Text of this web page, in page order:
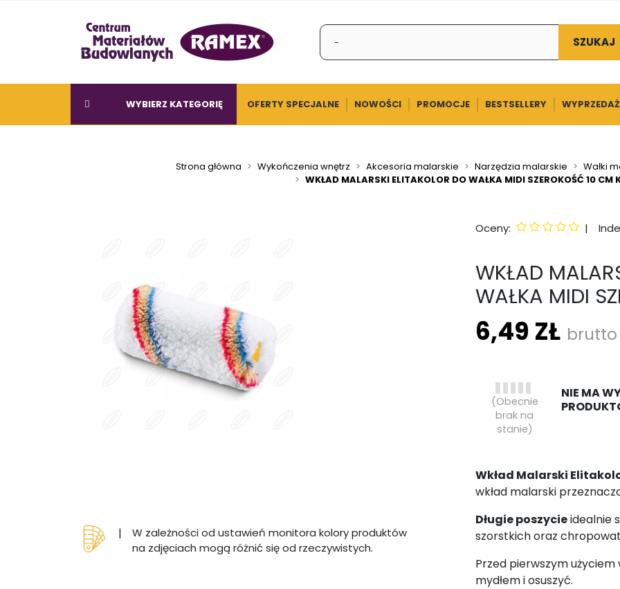
SZUKAJ
WYBIERZ KATEGORIĘ OFERTY SPECJALNE NOWOŚCI PROMOCJE BESTSELLERY WYPRZEDAŻ
Strona główna Wykończenia wnętrz Akcesoria malarskie Narzędzia malarskie Wałki
WKŁAD MALARSKI ELITAKOLOR DO WAŁKA MIDI SZEROKOŚĆ 10 CM
|
W zależności od ustawień monitora kolory produktów
na zdjęciach mogą różnić się od rzeczywistych.
Oceny: |
WKŁAD
WAŁKA MIDI
6,49 ZŁ brutto
NIE MA
(Obecnie
brak na
stanie)
Wkład Malarski
wkład malarski
Długie poszycieidealnie
szorstkich oraz
Przed pierwszym użyciem
mydłem i osuszyć.